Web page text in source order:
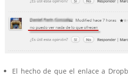
El hecho de que el enlace a